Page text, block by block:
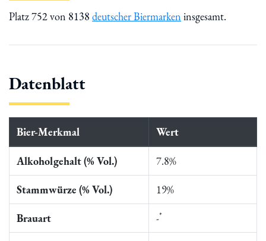
Platz 752 von 8138 deutscher Biermarken insgesamt.
Datenblatt
Bier-Merkmal Wert
Alkoholgehalt (% Vol.) 7.8%
Stammwürze (% Vol.) 19%
Brauart -*